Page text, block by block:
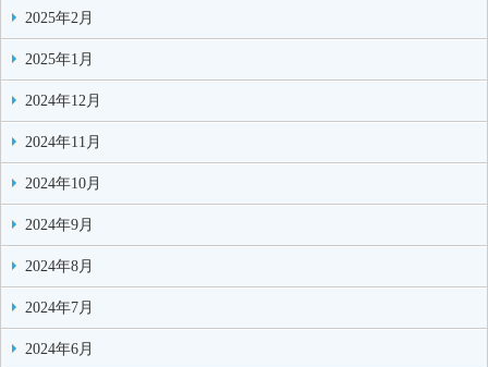
2025年2月
2025年1月
2024年12月
2024年11月
2024年10月
2024年9月
2024年8月
2024年7月
2024年6月